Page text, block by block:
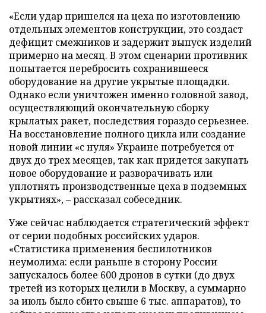
«Если удар пришелся на цеха по изготовлению
отдельных элементов конструкции, это создаст
дефицит смежников и задержит выпуск изделий
примерно на месяц. В этом сценарии противник
попытается перебросить сохранившееся
оборудование на другие укрытые площадки.
Однако если уничтожен именно головной завод,
осуществляющий окончательную сборку
крылатых ракет, последствия гораздо серьезнее.
На восстановление полного цикла или создание
новой линии «с нуля» Украине потребуется от
двух до трех месяцев, так как придется закупать
новое оборудование и разворачивать или
уплотнять производственные цеха в подземных
укрытиях», – рассказал собеседник.
Уже сейчас наблюдается стратегический эффект
от серии подобных российских ударов.
«Статистика применения беспилотников
неумолима: если раньше в сторону России
запускалось более 600 дронов в сутки (до двух
третей из которых целили в Москву, а суммарно
за июль было сбито свыше 6 тыс. аппаратов), то